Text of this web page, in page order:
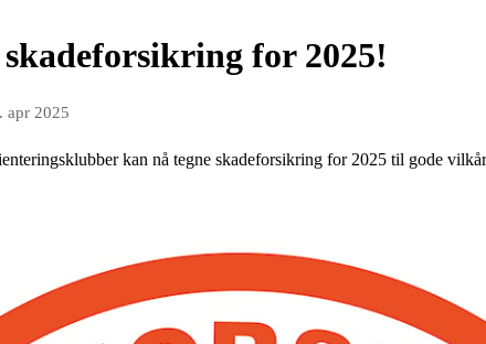
for 2025!
apr 2025
kan nå tegne skadeforsikring for 2025 til gode